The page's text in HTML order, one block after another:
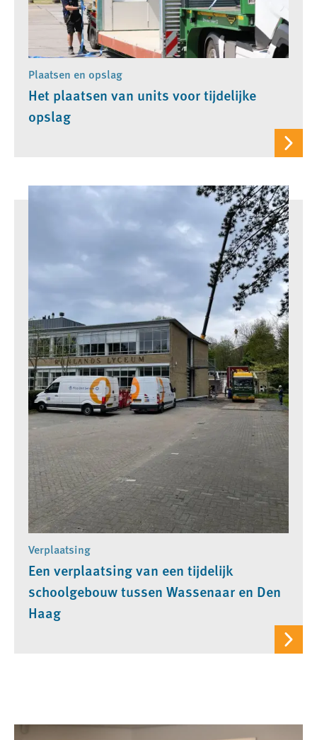
Plaatsen en opslag
Het plaatsen van units voor tijdelijke
opslag
Verplaatsing
Een verplaatsing van een tijdelijk
schoolgebouw tussen Wassenaar en Den
Haag